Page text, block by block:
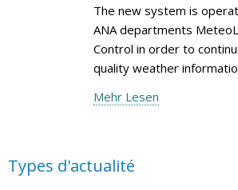
The new system is
ANA departments
Control in order to
quality weather
Mehr Lesen
Types d'actualité